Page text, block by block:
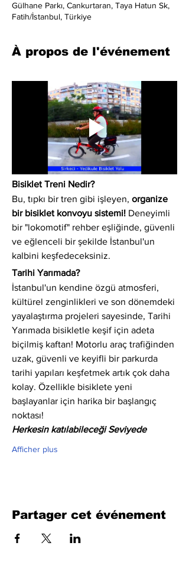
Gülhane Parkı, Cankurtaran, Taya Hatun Sk,
Fatih/İstanbul, Türkiye
À propos de l'événement
Bisiklet Treni Nedir?
Bu, tıpkı bir tren gibi işleyen, organize
bir bisiklet konvoyu sistemi! Deneyimli
bir "lokomotif" rehber eşliğinde, güvenli
ve eğlenceli bir şekilde İstanbul'un
kalbini keşfedeceksiniz.
Tarihi Yarımada?
İstanbul'un kendine özgü atmosferi,
kültürel zenginlikleri ve son dönemdeki
yayalaştırma projeleri sayesinde, Tarihi
Yarımada bisikletle keşif için adeta
biçilmiş kaftan! Motorlu araç trafiğinden
uzak, güvenli ve keyifli bir parkurda
tarihi yapıları keşfetmek artık çok daha
kolay. Özellikle bisiklete yeni
başlayanlar için harika bir başlangıç
noktası!
Herkesin katılabileceği Seviyede
Afficher plus
Partager cet événement